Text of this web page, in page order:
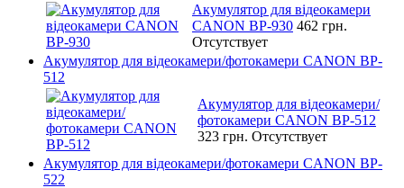
Акумулятор для відеокамери
CANON BP-930 462 грн.
Отсутствует
Акумулятор для відеокамери/фотокамери CANON BP-
512
Акумулятор для відеокамери/
фотокамери CANON BP-512
323 грн. Отсутствует
Акумулятор для відеокамери/фотокамери CANON BP-
522